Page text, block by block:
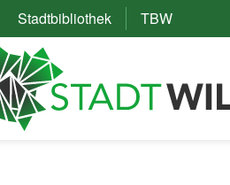
Stadtbibliothek(External Link)
TBW(External